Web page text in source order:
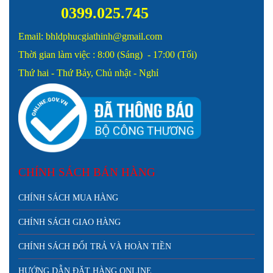
0399.025.745
Email: bhldphucgiathinh@gmail.com
Thời gian làm việc : 8:00 (Sáng) - 17:00 (Tối)
Thứ hai - Thứ Bảy, Chủ nhật - Nghỉ
CHÍNH SÁCH BÁN HÀNG
CHÍNH SÁCH MUA HÀNG
CHÍNH SÁCH GIAO HÀNG
CHÍNH SÁCH ĐỔI TRẢ VÀ HOÀN TIỀN
HƯỚNG DẪN ĐẶT HÀNG ONLINE